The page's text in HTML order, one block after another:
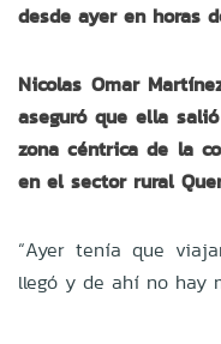
desde ayer en horas
Nicolas Omar
aseguró que ella
zona céntrica de la
en el sector rural
“Ayer tenía que
llegó y de ahí no hay